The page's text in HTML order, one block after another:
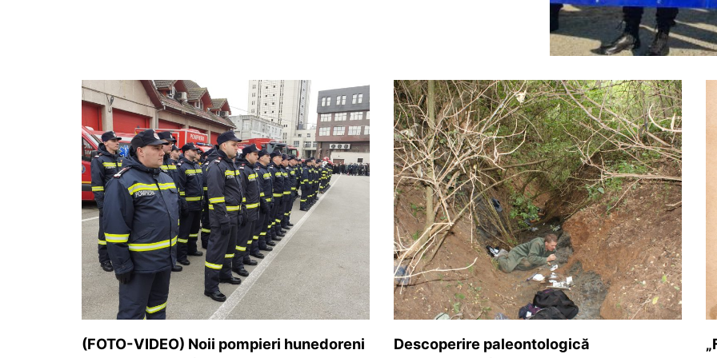
(FOTO-VIDEO) Noii pompieri hunedoreni
Descoperire paleontologică